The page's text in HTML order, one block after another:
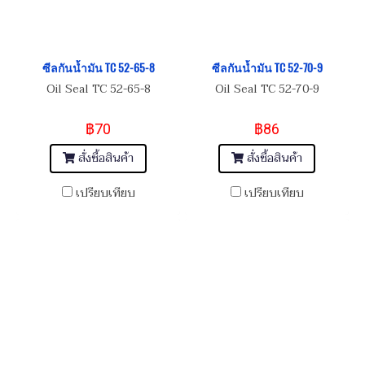
ซีลกันน้ำมัน TC 52-65-8
Oil Seal TC 52-65-8
฿70
สั่งซื้อสินค้า
เปรียบเทียบ
ซีลกันน้ำมัน TC 52-70-9
Oil Seal TC 52-70-9
฿86
สั่งซื้อสินค้า
เปรียบเทียบ